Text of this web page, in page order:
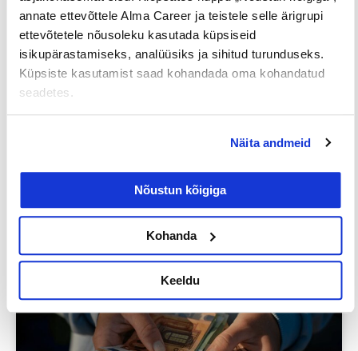
annate ettevõttele Alma Career ja teistele selle ärigrupi
ettevõtetele nõusoleku kasutada küpsiseid
isikupärastamiseks, analüüsiks ja sihitud turunduseks.
Küpsiste kasutamist saad kohandada oma kohandatud
seadetes.
Näita andmeid
Nõustun kõigiga
Kohanda
Keeldu
Iga neljas eestlane on käinud
vahetuskavatsuseta
23/07/2026
Tööotsijale